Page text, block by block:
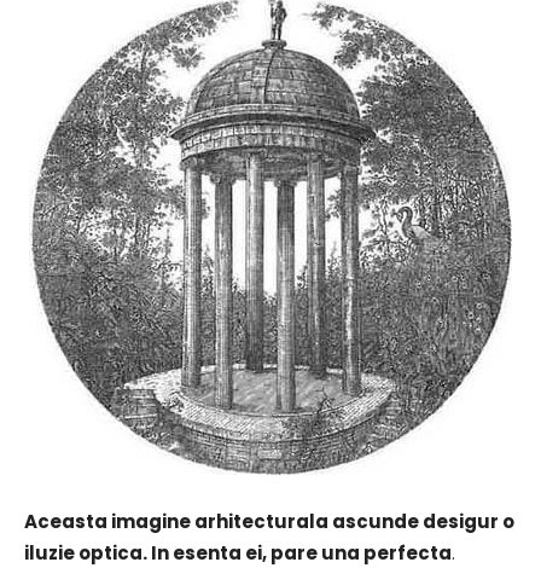
Aceasta imagine arhitecturala ascunde desigur o
iluzie optica. In esenta ei, pare una perfecta.